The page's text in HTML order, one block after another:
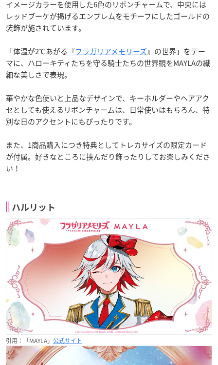
イメージカラーを使用した6色のリボンチャームで、中央には
レッドブーケが掲げるエンブレムをモチーフにしたゴールドの
装飾が施されています。
「体温が2℃あがる『フラガリアメモリーズ』の世界」をテー
マに、ハローキティたちを守る騎士たちの世界観をMAYLAの繊
細な美しさで表現。
華やかな色使いと上品なデザインで、キーホルダーやヘアアク
セとしても使えるリボンチャームは、日常使いはもちろん、特
別な日のアクセントにもぴったりです。
また、1商品購入につき特典としてトレカサイズの限定カード
が付属。好きなところに挟んだり飾ったりしてお楽しみくださ
い！
ハルリット
引用：「MAYLA」 公式サイト